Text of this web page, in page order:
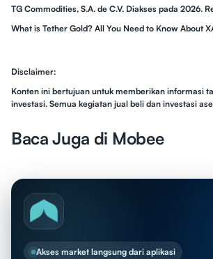
TG Commodities, S.A. de C.V. Diakses pada 2026.
What is Tether Gold? All You Need to Know About
Disclaimer:
Konten ini bertujuan untuk memberikan informasi
investasi. Semua kegiatan jual beli dan investasi
Baca Juga di Mobee
Akses market langsung dari aplikasi